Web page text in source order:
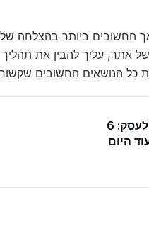
החשובים ביותר בהצלחה
אתר, עליך להבין את תהליך
כל הנושאים החשובים
אבטחת Microsoft 365 לעסק: 6
היום